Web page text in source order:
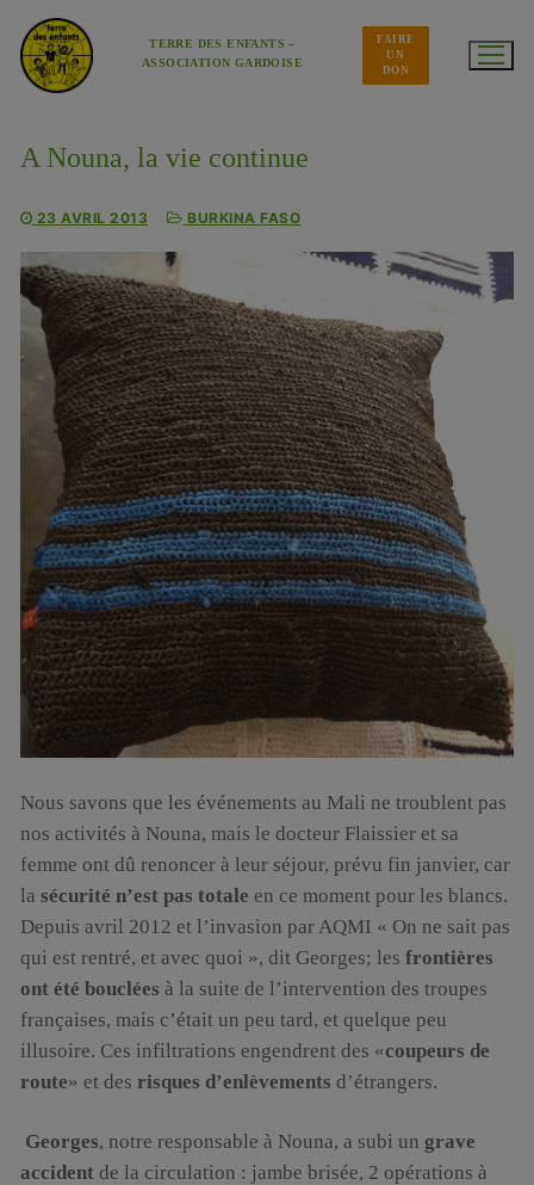
contenu
TERRE DES ENFANTS –
ASSOCIATION GARDOISE
FAIRE
UN
DON
A Nouna, la vie continue
23 AVRIL 2013 BURKINA FASO
Nous savons que les événements au Mali ne troublent pas
nos activités à Nouna, mais le docteur Flaissier et sa
femme ont dû renoncer à leur séjour, prévu fin janvier, car
la sécurité n’est pas totale en ce moment pour les blancs.
Depuis avril 2012 et l’invasion par AQMI « On ne sait pas
qui est rentré, et avec quoi », dit Georges; les frontières
ont été bouclées à la suite de l’intervention des troupes
françaises, mais c’était un peu tard, et quelque peu
illusoire. Ces infiltrations engendrent des «coupeurs de
route» et des risques d’enlèvements d’étrangers.
Georges, notre responsable à Nouna, a subi un grave
accidentde la circulation : jambe brisée, 2 opérations à